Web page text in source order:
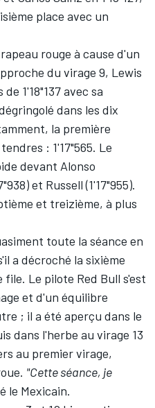
place avec un
rouge à cause d'un
du virage 9, Lewis
1'18"137 avec sa
dans les dix
la première
: 1'17"565. Le
devant Alonso
et Russell (1'17"955).
et treizième, à plus
toute la séance en
a décroché la sixième
file. Le pilote Red Bull s'est
et d'un équilibre
; il a été aperçu dans le
dans l'herbe au virage 13
au premier virage,
"Cette séance, je
le Mexicain.